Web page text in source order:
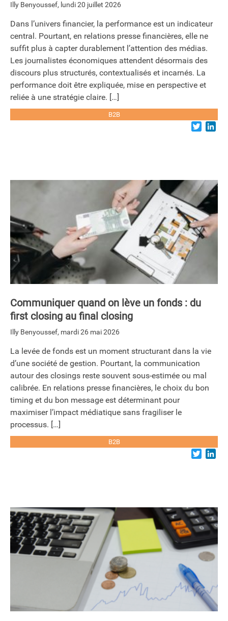
Illy Benyoussef, lundi 20 juillet 2026
Dans l’univers financier, la performance est un indicateur
central. Pourtant, en relations presse financières, elle ne
suffit plus à capter durablement l’attention des médias.
Les journalistes économiques attendent désormais des
discours plus structurés, contextualisés et incarnés. La
performance doit être expliquée, mise en perspective et
reliée à une stratégie claire. […]
B2B
Twitter
Communiquer quand on lève un fonds : du
first closing au final closing
Illy Benyoussef, mardi 26 mai 2026
La levée de fonds est un moment structurant dans la vie
d’une société de gestion. Pourtant, la communication
autour des closings reste souvent sous-estimée ou mal
calibrée. En relations presse financières, le choix du bon
timing et du bon message est déterminant pour
maximiser l’impact médiatique sans fragiliser le
processus. […]
B2B
Twitter